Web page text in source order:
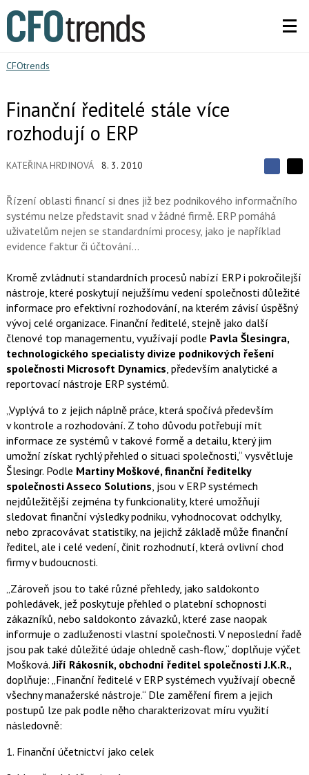
CFOtrends
Finanční ředitelé stále více
rozhodují o ERP
KATEŘINA HRDINOVÁ 8. 3. 2010
S
í
l
S
í
l
e
j
t
F
a
e
o
k
í
a
s
í
t
i
Řízení oblasti financí si dnes již bez podnikového informačního
systému nelze představit snad v žádné firmě. ERP pomáhá
uživatelům nejen se standardními procesy, jako je například
evidence faktur či účtování…
Kromě zvládnutí standardních procesů nabízí ERP i pokročilejší
nástroje, které poskytují nejužšímu vedení společnosti důležité
informace pro efektivní rozhodování, na kterém závisí úspěšný
vývoj celé organizace. Finanční ředitelé, stejně jako další
členové top managementu, využívají podle Pavla Šlesingra,
technologického specialisty divize podnikových řešení
společnosti Microsoft Dynamics , především analytické a
reportovací nástroje ERP systémů.
„Vyplývá to z jejich náplně práce, která spočívá především
v kontrole a rozhodování. Z toho důvodu potřebují mít
informace ze systémů v takové formě a detailu, který jim
umožní získat rychlý přehled o situaci společnosti,“ vysvětluje
Šlesingr. Podle Martiny Moškové, finanční ředitelky
společnosti Asseco Solutions , jsou v ERP systémech
nejdůležitější zejména ty funkcionality, které umožňují
sledovat finanční výsledky podniku, vyhodnocovat odchylky,
nebo zpracovávat statistiky, na jejichž základě může finanční
ředitel, ale i celé vedení, činit rozhodnutí, která ovlivní chod
firmy v budoucnosti.
„Zároveň jsou to také různé přehledy, jako saldokonto
pohledávek, jež poskytuje přehled o platební schopnosti
zákazníků, nebo saldokonto závazků, které zase naopak
informuje o zadluženosti vlastní společnosti. V neposlední řadě
jsou pak také důležité údaje ohledně cash-flow,“ doplňuje výčet
Mošková.Jiří Rákosník, obchodní ředitel společnosti J.K.R.,
doplňuje: „Finanční ředitelé v ERP systémech využívají obecně
všechny manažerské nástroje.“ Dle zaměření firem a jejich
postupů lze pak podle něho charakterizovat míru využití
následovně:
1. Finanční účetnictví jako celek